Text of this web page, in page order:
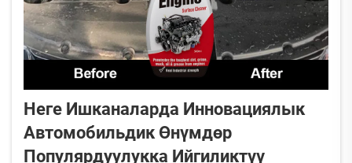
Неге Ишканаларда Инновациялык
Автомобильдик Өнүмдөр
Популярдуулукка Ийгиликтүү